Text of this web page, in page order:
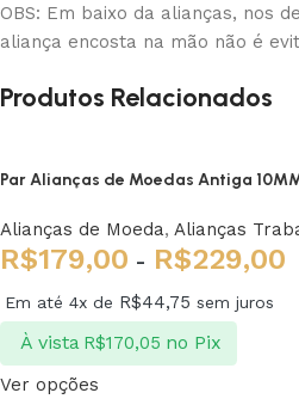
OBS: Em baixo da alianças, nos
aliança encosta na mão não é
Produtos Relacionados
Par Alianças de Moedas Antiga
Alianças de Moeda, Alianças
R$179,00 - R$229,00
Em até 4x de R$44,75 sem juros
À vista R$170,05 no Pix
Ver opções